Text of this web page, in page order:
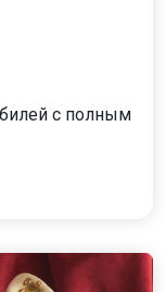
с полным